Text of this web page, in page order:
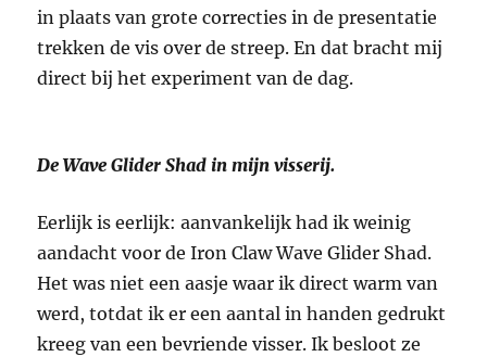
in plaats van grote correcties in de presentatie
trekken de vis over de streep. En dat bracht mij
direct bij het experiment van de dag.
De Wave Glider Shad in mijn visserij.
Eerlijk is eerlijk: aanvankelijk had ik weinig
aandacht voor de Iron Claw Wave Glider Shad.
Het was niet een aasje waar ik direct warm van
werd, totdat ik er een aantal in handen gedrukt
kreeg van een bevriende visser. Ik besloot ze